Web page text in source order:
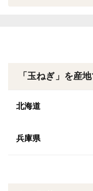
東京新聞に掲載
載 2022年4月：ユ
講座」にて出演
「玉ねぎ」を産
北海道
兵庫県